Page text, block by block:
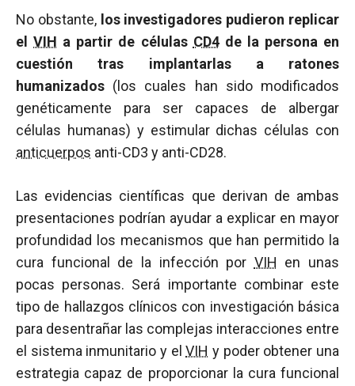
No obstante, los investigadores pudieron replicar
elVIH a partir de células CD4de la persona en
cuestión tras implantarlas a ratones
humanizados (los cuales han sido modificados
genéticamente para ser capaces de albergar
células humanas) y estimular dichas células con
anticuerpos anti-CD3 y anti-CD28.
Las evidencias científicas que derivan de ambas
presentaciones podrían ayudar a explicar en mayor
profundidad los mecanismos que han permitido la
cura funcional de la infección por VIH en unas
pocas personas. Será importante combinar este
tipo de hallazgos clínicos con investigación básica
para desentrañar las complejas interacciones entre
el sistema inmunitario y elVIH y poder obtener una
estrategia capaz de proporcionar la cura funcional